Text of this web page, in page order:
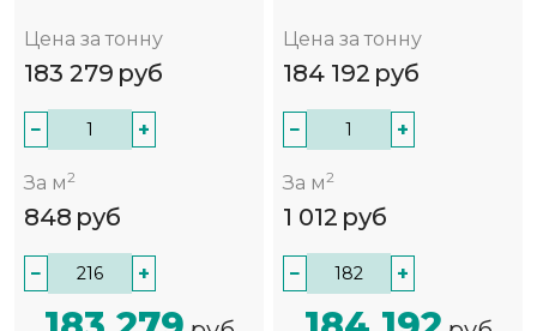
Цена за тонну
183 279 руб
− +
За м2
848 руб
− +
Цена за тонну
184 192 руб
− +
За м2
1 012 руб
− +